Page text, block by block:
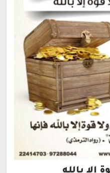
إلا بالله